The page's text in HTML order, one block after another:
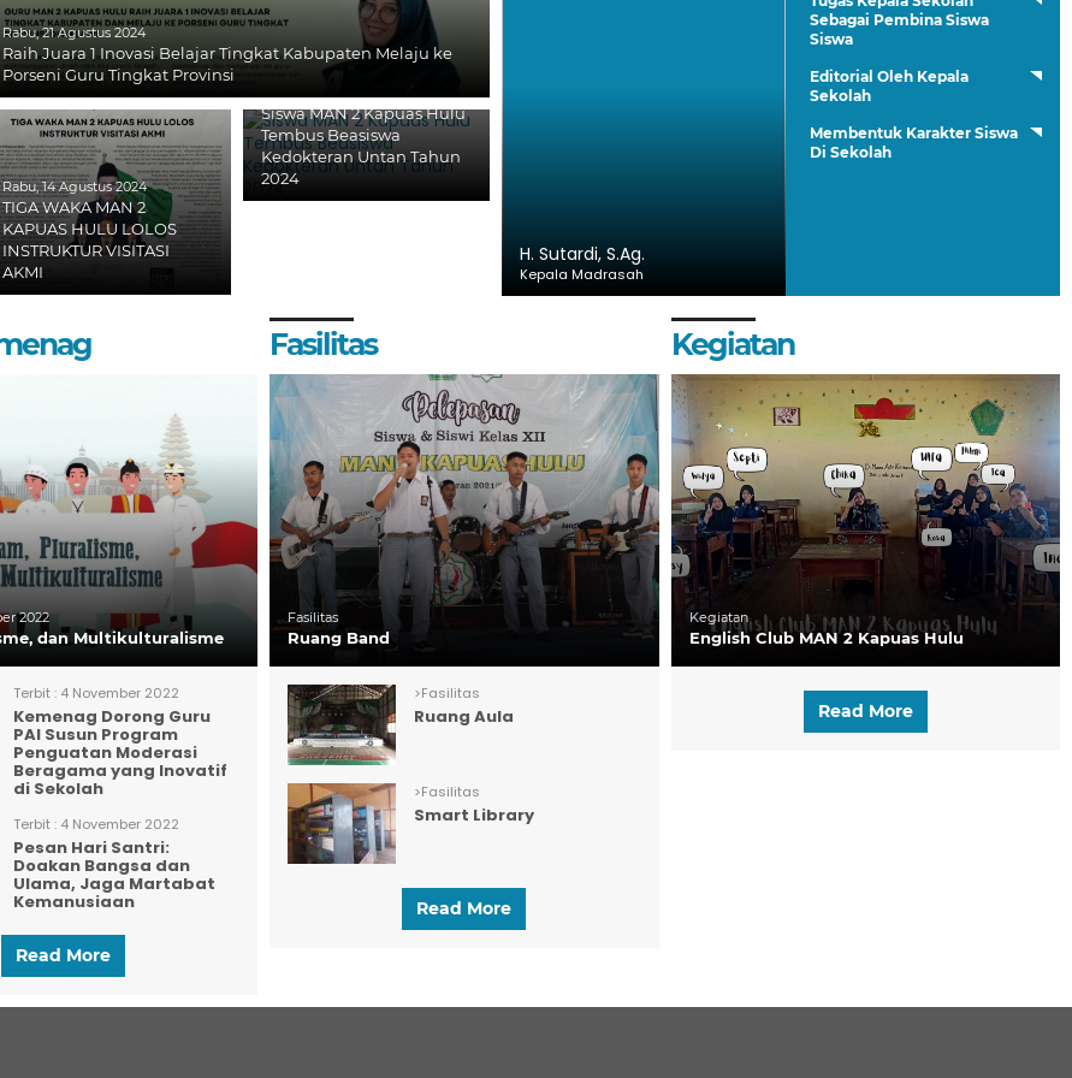
Rabu, 21 Agustus 2024
Raih Juara 1 Inovasi Belajar Tingkat Kabupaten Melaju ke
Porseni Guru Tingkat Provinsi
Rabu, 14 Agustus 2024
TIGA WAKA MAN 2
KAPUAS HULU LOLOS
INSTRUKTUR VISITASI
AKMI
Siswa MAN 2 Kapuas Hulu
Tembus Beasiswa
Kedokteran Untan Tahun
2024
H. Sutardi, S.Ag.
Kepala Madrasah
Sebagai Pembina Siswa
Siswa
Editorial Oleh Kepala
Sekolah
Membentuk Karakter Siswa
Di Sekolah
2022
dan Multikulturalisme
Terbit :4 November 2022
Kemenag Dorong Guru
PAI Susun Program
Penguatan Moderasi
Beragama yang Inovatif
di Sekolah
Terbit :4 November 2022
Pesan Hari Santri:
Doakan Bangsa dan
Ulama, Jaga Martabat
Kemanusiaan
Read More
Fasilitas
Fasilitas
Ruang Band
>Fasilitas
Ruang Aula
>Fasilitas
Smart Library
Read More
Kegiatan
Kegiatan
English Club MAN 2 Kapuas Hulu
Read More